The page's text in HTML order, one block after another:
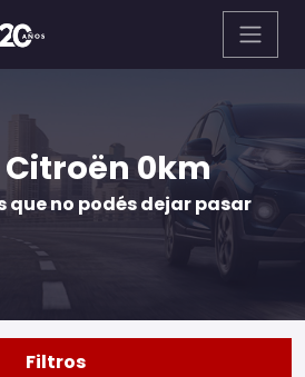
0km
que no podés dejar pasar
Filtros